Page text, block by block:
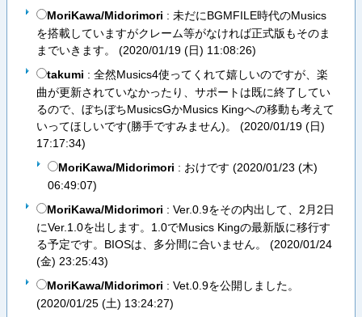
MoriKawa/Midorimori : 未だにBGMFILE時代のMusics
を搭載していますがクレーム等がなければ正式版もそのま
までいきます。 (2020/01/19 (日) 11:08:26)
takumi : 全然Musics4使ってくれて嬉しいのですが、楽
曲が更新されていなかったり、サポートは既に終了してい
るので、ぼちぼちMusicsGかMusics Kingへの移動も考えて
いってほしいです(勝手ですみません)。 (2020/01/19 (日)
17:17:34)
MoriKawa/Midorimori : おけです (2020/01/23 (木)
06:49:07)
MoriKawa/Midorimori : Ver.0.9をその内出して、2月2日
にVer.1.0を出します。1.0でMusics Kingの最新版に移行す
る予定です。BIOSは、多分間に合いません。 (2020/01/24
(金) 23:25:43)
MoriKawa/Midorimori : Vet.0.9を公開しました。
(2020/01/25 (土) 13:24:27)